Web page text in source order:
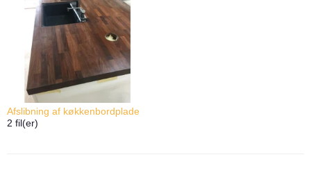
Afslibning af køkkenbordplade
2 fil(er)